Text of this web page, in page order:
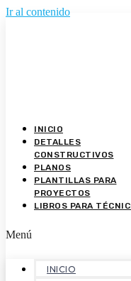
Ir al contenido
INICIO
DETALLES
CONSTRUCTIVOS
PLANOS
PLANTILLAS PARA
PROYECTOS
LIBROS PARA
Menú
INICIO